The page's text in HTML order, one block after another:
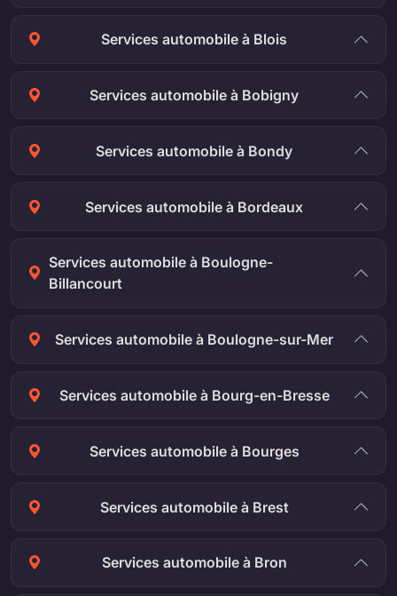
Services automobile à Blois
Services automobile à Bobigny
Services automobile à Bondy
Services automobile à Bordeaux
Services automobile à Boulogne-
Billancourt
Services automobile à Boulogne-sur-Mer
Services automobile à Bourg-en-Bresse
Services automobile à Bourges
Services automobile à Brest
Services automobile à Bron